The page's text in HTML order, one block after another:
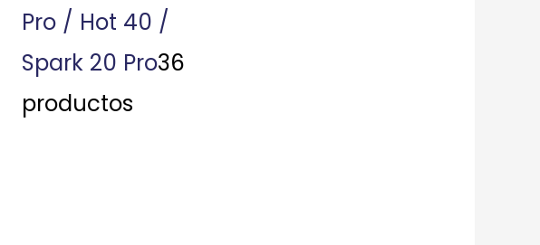
Pro / Hot 40 /
Spark 20 Pro36
productos